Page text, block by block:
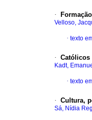
·
Velloso,
· texto
· Católicos
Kadt,
· texto
· Cultura,
Sá, Nídia